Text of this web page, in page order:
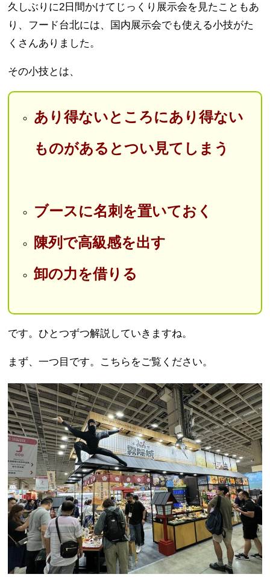
久しぶりに2日間かけてじっくり展示会を見たこともあ
り、フード台北には、国内展示会でも使える小技がた
くさんありました。
その小技とは、
あり得ないところにあり得ない
ものがあるとつい見てしまう
ブースに名刺を置いておく
陳列で高級感を出す
卸の力を借りる
です。ひとつずつ解説していきますね。
まず、一つ目です。こちらをご覧ください。